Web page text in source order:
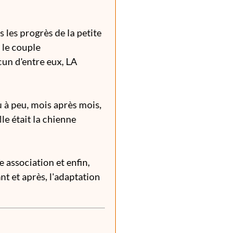
les progrès de la petite
le couple
d'entre eux, LA
à peu, mois après mois,
était la chienne
association et enfin,
et après, l'adaptation